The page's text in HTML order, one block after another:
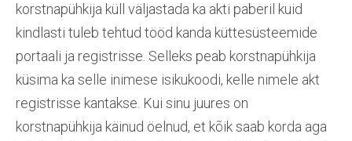
korstnapühkija küll väljastada ka akti paberil kuid
kindlasti tuleb tehtud tööd kanda küttesüsteemide
portaali ja registrisse. Selleks peab korstnapühkija
küsima ka selle inimese isikukoodi, kelle nimele akt
registrisse kantakse. Kui sinu juures on
korstnapühkija käinud öelnud, et kõik saab korda aga